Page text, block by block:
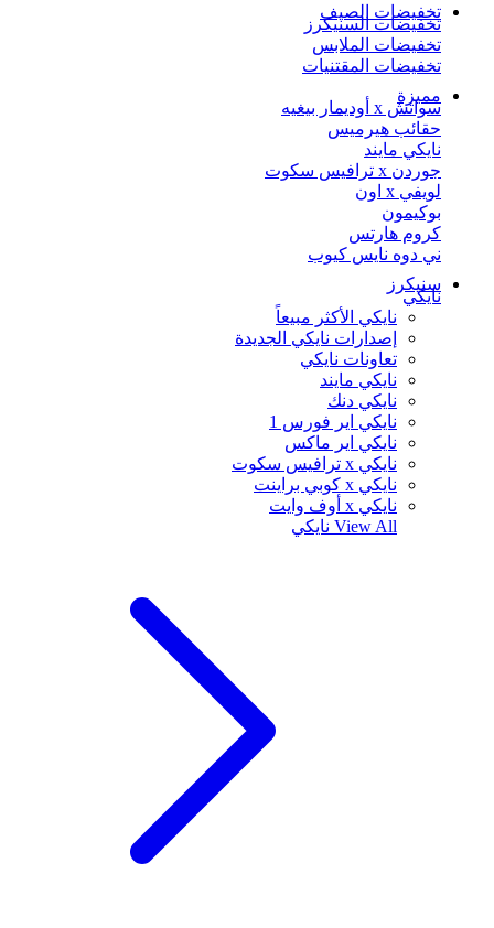
تخفيضات الصيف
تخفيضات السنيكرز
تخفيضات الملابس
تخفيضات المقتنيات
مميزة
سواتش x أوديمار بيغيه
حقائب هيرميس
نايكي مايند
جوردن x ترافيس سكوت
لويفي x اون
بوكيمون
كروم هارتس
ني دوه نايس كيوب
سنيكرز
نايكي
نايكي الأكثر مبيعاً
إصدارات نايكي الجديدة
تعاونات نايكي
نايكي مايند
نايكي دنك
نايكي اير فورس 1
نايكي اير ماكس
نايكي x ترافيس سكوت
نايكي x كوبي براينت
نايكي x أوف وايت
View All نايكي